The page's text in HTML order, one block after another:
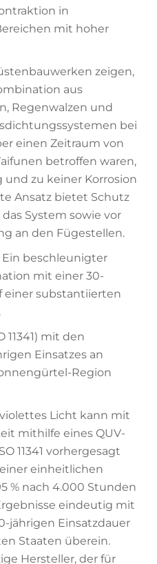
in
mit hoher
zeigen,
aus
Regenwalzen und
bei
einen Zeitraum von
betroffen waren,
zu keiner Korrosion
Ansatz bietet Schutz
System sowie vor
an den Fügestellen.
beschleunigter
mit einer 30-
einer substantiierten
11341) mit den
Einsatzes an
Region
Licht kann mit
mithilfe eines QUV-
11341 vorhergesagt
einheitlichen
% nach 4.000 Stunden
eindeutig mit
jährigen Einsatzdauer
Staaten überein.
Hersteller, der für